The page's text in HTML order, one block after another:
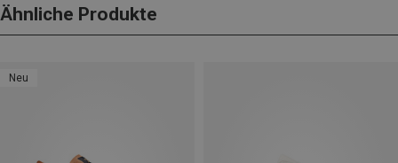
Ähnliche Produkte
Neu